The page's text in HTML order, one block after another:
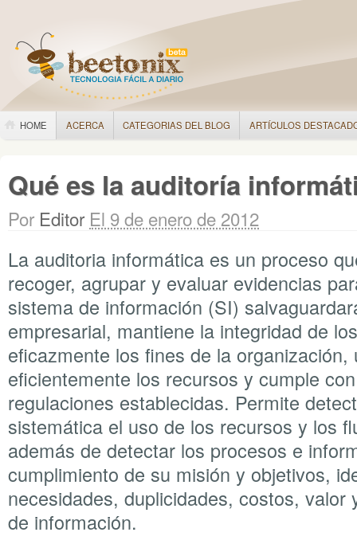
HOME ACERCA CATEGORIAS DEL BLOG ARTÍCULOS
Qué es la auditoría
Por Editor El 9 de enero de 2012
La auditoria informática es un proceso
recoger, agrupar y evaluar evidencias
sistema de información (SI)
empresarial, mantiene la integridad de
eficazmente los fines de la organización,
eficientemente los recursos y cumple
regulaciones establecidas. Permite
sistemática el uso de los recursos y los
además de detectar los procesos e
cumplimiento de su misión y objetivos,
necesidades, duplicidades, costos, valor
de información.